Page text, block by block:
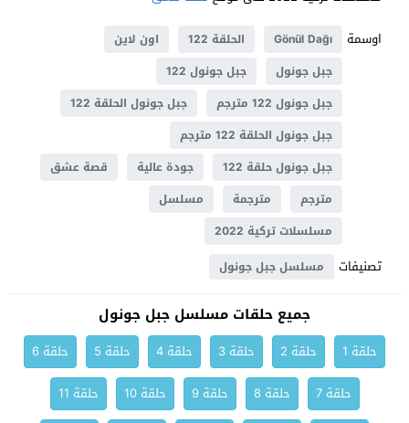
اوسمة
Gönül Dağı الحلقة 122
اون لاين
جبل جونول
جبل جونول 122
جبل جونول 122 مترجم
جبل جونول الحلقة 122
جبل جونول الحلقة 122 مترجم
جبل جونول حلقة 122
جودة عالية
قصة عشق
مترجم
مترجمة
مسلسل
مسلسلات تركية 2022
تصنيفات مسلسل جبل جونول
جميع حلقات مسلسل جبل جونول
حلقة 1 حلقة 2 حلقة 3 حلقة 4 حلقة 5
حلقة 6
حلقة 7
حلقة 8 حلقة 9 حلقة 10
حلقة 11